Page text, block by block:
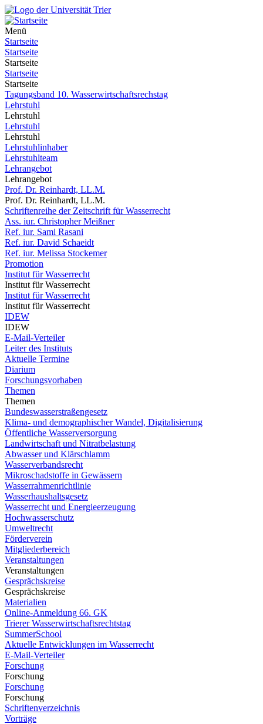
Menü
Startseite
Startseite
Startseite
Startseite
Startseite
Tagungsband 10. Wasserwirtschaftsrechstag
Lehrstuhl
Lehrstuhl
Lehrstuhl
Lehrstuhl
Lehrstuhlinhaber
Lehrstuhlteam
Lehrangebot
Lehrangebot
Prof. Dr. Reinhardt, LL.M.
Prof. Dr. Reinhardt, LL.M.
Schriftenreihe der Zeitschrift für Wasserrecht
Ass. iur. Christopher Meißner
Ref. iur. Sami Rasani
Ref. iur. David Schaeidt
Ref. iur. Melissa Stockemer
Promotion
Institut für Wasserrecht
Institut für Wasserrecht
Institut für Wasserrecht
Institut für Wasserrecht
IDEW
IDEW
E-Mail-Verteiler
Leiter des Instituts
Aktuelle Termine
Diarium
Forschungsvorhaben
Themen
Themen
Bundeswasserstraßengesetz
Klima- und demographischer Wandel, Digitalisierung
Öffentliche Wasserversorgung
Landwirtschaft und Nitratbelastung
Abwasser und Klärschlamm
Wasserverbandsrecht
Mikroschadstoffe in Gewässern
Wasserrahmenrichtlinie
Wasserhaushaltsgesetz
Wasserrecht und Energieerzeugung
Hochwasserschutz
Umweltrecht
Förderverein
Mitgliederbereich
Veranstaltungen
Veranstaltungen
Gesprächskreise
Gesprächskreise
Materialien
Online-Anmeldung 66. GK
Trierer Wasserwirtschaftsrechtstag
SummerSchool
Aktuelle Entwicklungen im Wasserrecht
E-Mail-Verteiler
Forschung
Forschung
Forschung
Forschung
Schriftenverzeichnis
Vorträge